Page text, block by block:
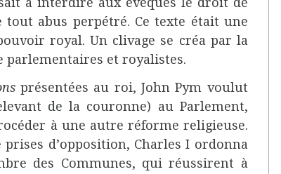
abus perpétré. Ce texte était une
royal. Un clivage se créa par la
parlementaires et royalistes.
présentées au roi, John Pym voulut
de la couronne) au Parlement,
à une autre réforme religieuse.
d’opposition, Charles I ordonna
des Communes, qui réussirent à